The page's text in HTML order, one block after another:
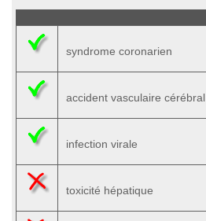
syndrome coronarien
accident vasculaire cérébral
infection virale
toxicité hépatique